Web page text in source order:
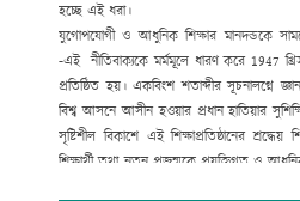
হচ্ছে এই ধরা।
যুগোপযোগী ও আধুনিক শিক্ষার মানদন্ডকে
-এই নীতিবাক্যকে মর্মমূলে ধারণ করে1947
প্রতিষ্ঠিত হয়। একবিংশ শতাব্দীর সূচনালগ্নে
বিশ্ব আসনে আসীন হওয়ার প্রধান হাতিয়ার
সৃষ্টিশীল বিকাশে এই শিক্ষাপ্রতিষ্ঠানের শ্রদ্ধেয়
শিক্ষার্থী তথা নতুন প্রজন্মকে প্রযুক্তিগত ও